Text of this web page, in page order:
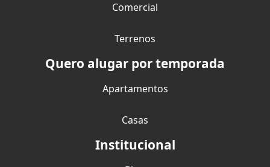
Comercial
Terrenos
Quero alugar por temporada
Apartamentos
Casas
Institucional